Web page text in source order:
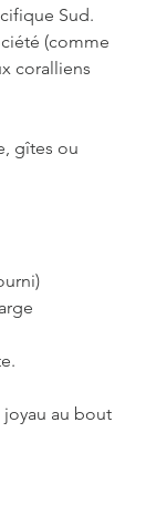
Sud.
(comme
coralliens
gîtes ou
joyau au bout